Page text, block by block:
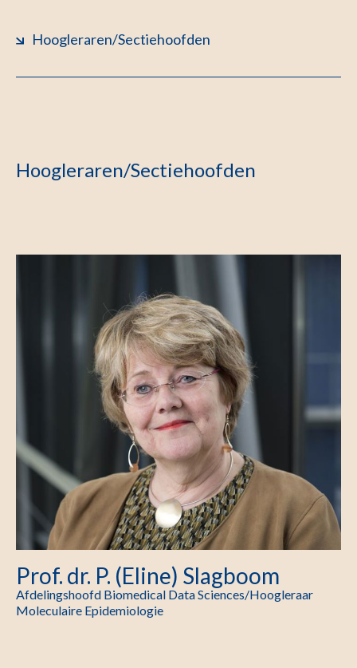
Hoogleraren/Sectiehoofden
Hoogleraren/Sectiehoofden
Prof. dr. P. (Eline) Slagboom
Afdelingshoofd Biomedical Data Sciences/Hoogleraar
Moleculaire Epidemiologie